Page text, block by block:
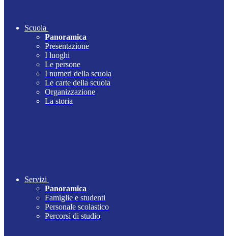
Scuola
Panoramica
Presentazione
I luoghi
Le persone
I numeri della scuola
Le carte della scuola
Organizzazione
La storia
Servizi
Panoramica
Famiglie e studenti
Personale scolastico
Percorsi di studio